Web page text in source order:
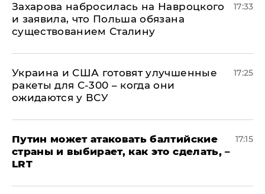
​Захарова набросилась на Навроцкого
и заявила, что Польша обязана
существованием Сталину
17:33
Украина и США готовят улучшенные
ракеты для С-300 – когда они
ожидаются у ВСУ
17:25
Путин может атаковать балтийские
страны и выбирает, как это сделать, –
LRT
17:15